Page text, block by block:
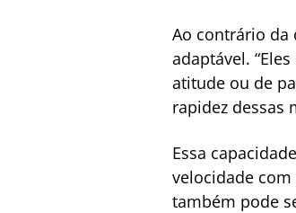
Ao contrário da
adaptável.
atitude ou de
rapidez dessas
Essa
velocidade
também pode